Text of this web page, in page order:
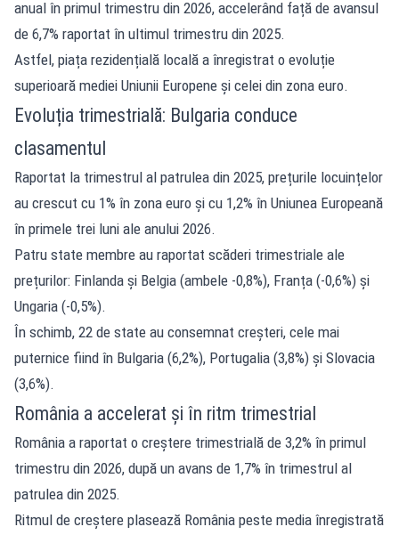
anual în primul trimestru din 2026, accelerând față de avansul
de 6,7% raportat în ultimul trimestru din 2025.
Astfel, piața rezidențială locală a înregistrat o evoluție
superioară mediei Uniunii Europene și celei din zona euro.
Evoluția trimestrială: Bulgaria conduce
clasamentul
Raportat la trimestrul al patrulea din 2025, prețurile locuințelor
au crescut cu 1% în zona euro și cu 1,2% în Uniunea Europeană
în primele trei luni ale anului 2026.
Patru state membre au raportat scăderi trimestriale ale
prețurilor: Finlanda și Belgia (ambele -0,8%), Franța (-0,6%) și
Ungaria (-0,5%).
În schimb, 22 de state au consemnat creșteri, cele mai
puternice fiind în Bulgaria (6,2%), Portugalia (3,8%) și Slovacia
(3,6%).
România a accelerat și în ritm trimestrial
România a raportat o creștere trimestrială de 3,2% în primul
trimestru din 2026, după un avans de 1,7% în trimestrul al
patrulea din 2025.
Ritmul de creștere plasează România peste media înregistrată